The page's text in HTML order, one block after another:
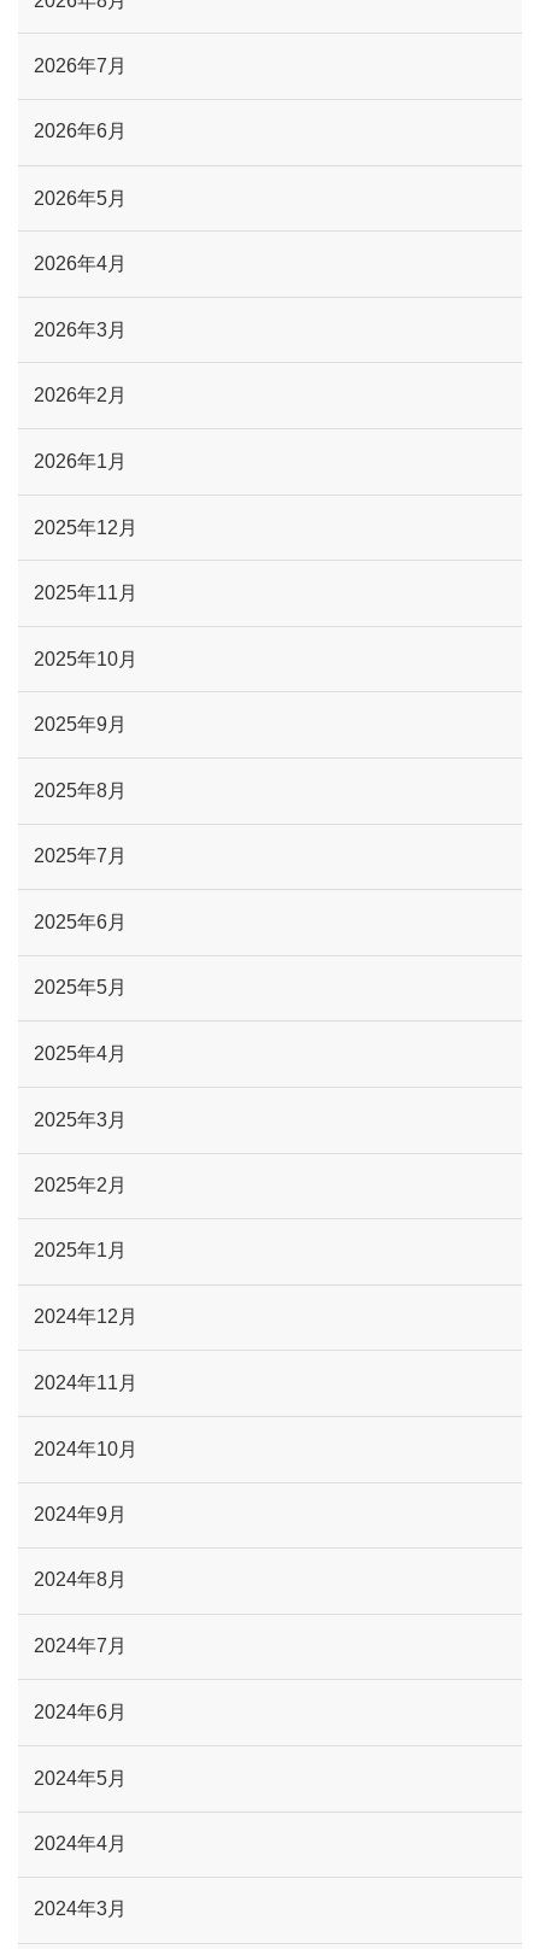
2026年7月
2026年6月
2026年5月
2026年4月
2026年3月
2026年2月
2026年1月
2025年12月
2025年11月
2025年10月
2025年9月
2025年8月
2025年7月
2025年6月
2025年5月
2025年4月
2025年3月
2025年2月
2025年1月
2024年12月
2024年11月
2024年10月
2024年9月
2024年8月
2024年7月
2024年6月
2024年5月
2024年4月
2024年3月